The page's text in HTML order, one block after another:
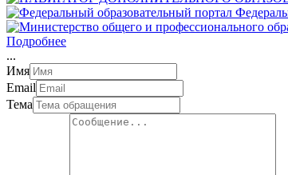
Подробнее
...
Имя
Email
Тема